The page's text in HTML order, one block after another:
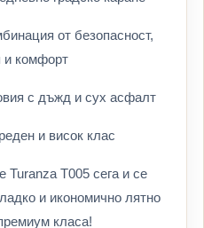
от безопасност,
и комфорт
с дъжд и сух асфалт
и висок клас
Turanza T005 сега и се
и икономично лятно
класа!